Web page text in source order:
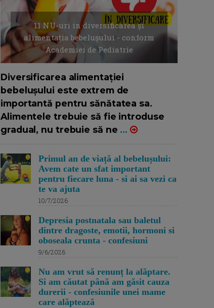
11 NU-uri in diversificarea și
alimentația bebelușului - conform
Academiei de Pediatrie
Diversificarea alimentației
bebelușului este extrem de
importantă pentru sănătatea sa.
Alimentele trebuie să fie introduse
gradual, nu trebuie să ne ...
Primul an de viață al bebelușului:
Avem cate un sfat important
pentru fiecare luna - si ai sa vezi ca
te va ajuta
10/7/2026
Depresia postnatala sau baletul
dintre dragoste, emotii, hormoni si
oboseala crunta - confesiuni
9/6/2026
Nu am vrut să renunț la alăptare.
Si am căutat până am găsit cauza
durerii - confesiunile unei mame
care alăptează